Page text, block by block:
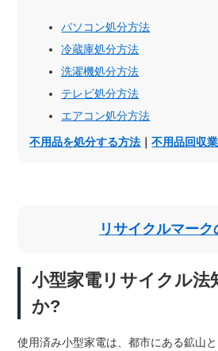
パソコン処分方法
冷蔵庫処分方法
洗濯機処分方法
テレビ処分方法
エアコン処分方法
不用品を処分する方法 ｜不用品回収
リサイクルマーク
小型家電リサイクル法
か?
使用済み小型家電は、都市にある鉱山